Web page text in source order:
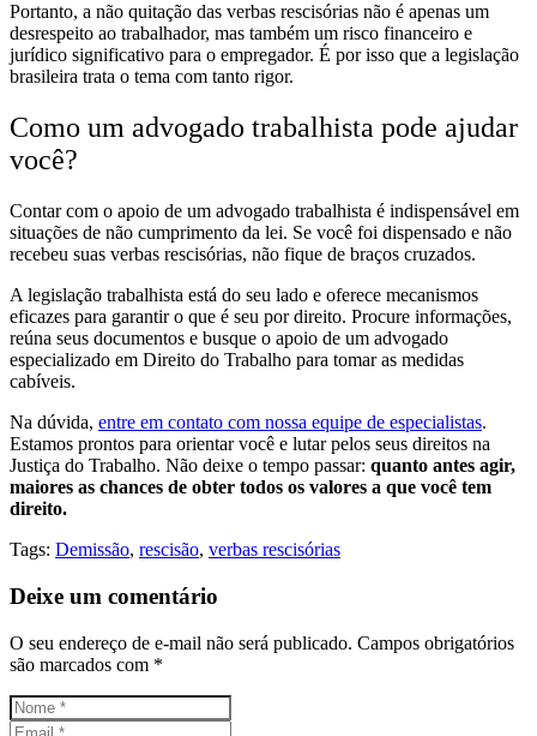
Portanto, a não quitação das verbas rescisórias não é apenas um
desrespeito ao trabalhador, mas também um risco financeiro e
jurídico significativo para o empregador. É por isso que a legislação
brasileira trata o tema com tanto rigor.
Como um advogado trabalhista pode ajudar
você?
Contar com o apoio de um advogado trabalhista é indispensável em
situações de não cumprimento da lei. Se você foi dispensado e não
recebeu suas verbas rescisórias, não fique de braços cruzados.
A legislação trabalhista está do seu lado e oferece mecanismos
eficazes para garantir o que é seu por direito. Procure informações,
reúna seus documentos e busque o apoio de um advogado
especializado em Direito do Trabalho para tomar as medidas
cabíveis.
Na dúvida, entre em contato com nossa equipe de especialistas.
Estamos prontos para orientar você e lutar pelos seus direitos na
Justiça do Trabalho. Não deixe o tempo passar: quanto antes agir,
maiores as chances de obter todos os valores a que você tem
direito.
Tags: Demissão, rescisão, verbas rescisórias
Deixe um comentário
O seu endereço de e-mail não será publicado. Campos obrigatórios
são marcados com *